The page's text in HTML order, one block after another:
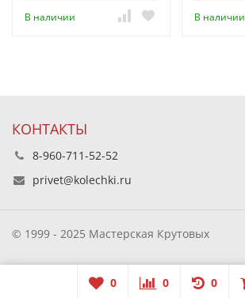
В наличии В наличии
КОНТАКТЫ
8-960-711-52-52
privet@kolechki.ru
© 1999 - 2025 Мастерская Крутовых
0 0 0